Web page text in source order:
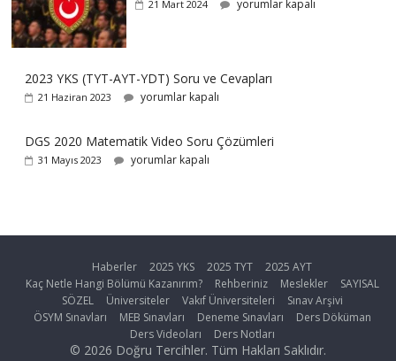
21 Mart 2024 yorumlar kapalı
2023 YKS (TYT-AYT-YDT) Soru ve Cevapları
21 Haziran 2023 yorumlar kapalı
DGS 2020 Matematik Video Soru Çözümleri
31 Mayıs 2023 yorumlar kapalı
Haberler 2025 YKS 2025 TYT
2025 AYT
Kaç Netle Hangi Bölümü Kazanırım?
Rehberiniz Meslekler
SAYISAL
SÖZEL
Üniversiteler Vakıf Üniversiteleri
Sınav Arşivi
ÖSYM Sınavları
MEB Sınavları Deneme Sınavları
Ders Döküman
Ders Videoları
Ders Notları
© 2026 Doğru Tercihler. Tüm Hakları Saklıdır.